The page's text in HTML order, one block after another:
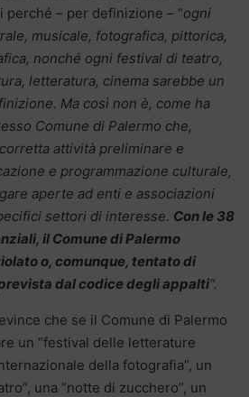
– per definizione – “ogni
musicale, fotografica, pittorica,
nonché ogni festival di teatro,
letteratura, cinema sarebbe un
Ma così non è, come ha
Comune di Palermo che,
attività preliminare e
e programmazione culturale,
aperte ad enti e associazioni
settori di interesse. Con le 38
il Comune di Palermo
o, comunque, tentato di
dal codice degli appalti“.
che se il Comune di Palermo
un “festival delle letterature
della fotografia”, un
una “notte di zucchero”, un